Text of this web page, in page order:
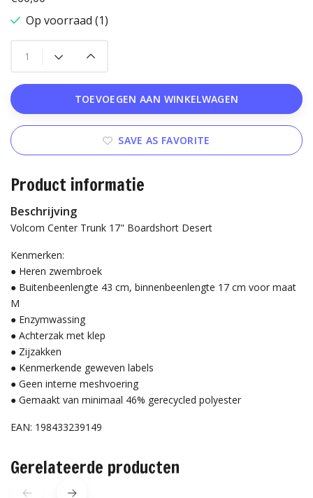
Op voorraad (1)
TOEVOEGEN AAN WINKELWAGEN
SAVE AS FAVORITE
Product informatie
Beschrijving
Volcom Center Trunk 17" Boardshort Desert
Kenmerken:
● Heren zwembroek
● Buitenbeenlengte 43 cm, binnenbeenlengte 17 cm voor maat
M
● Enzymwassing
● Achterzak met klep
● Zijzakken
● Kenmerkende geweven labels
● Geen interne meshvoering
● Gemaakt van minimaal 46% gerecycled polyester
EAN: 198433239149
Gerelateerde producten